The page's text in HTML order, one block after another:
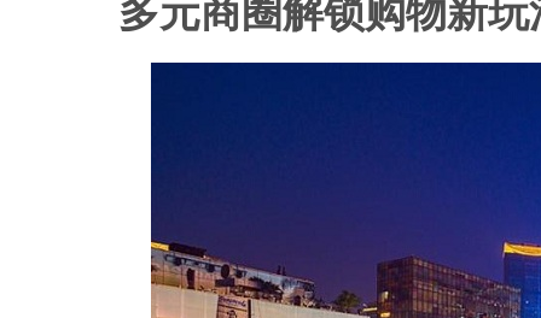
多元商圈解锁购物新玩